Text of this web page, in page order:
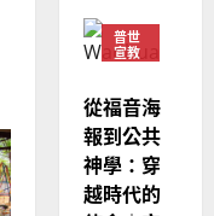
自
力
2025-
02-
18
歷
｜
振
忠
、
溫
淑
1
如
何
以
國
度
思
維
建
普世宣教
福
音
未
普世
宣教
從福音海
報到公共
神學：穿
越時代的